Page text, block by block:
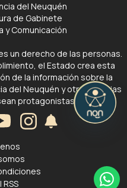
del Neuquén
de Gabinete
y Comunicación
un derecho de las personas.
el Estado crea esta
de la información sobre la
del Neuquén y otras noticias
protagonistas.
|RSS